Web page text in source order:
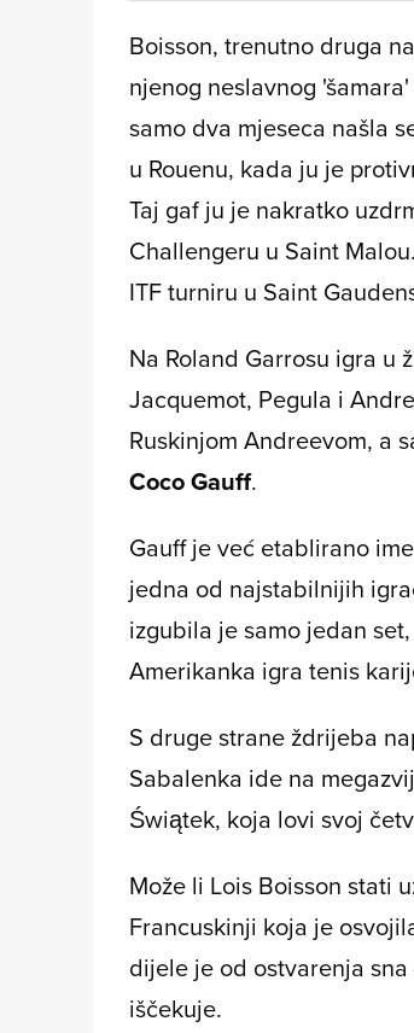
Boisson, trenutno druga
njenog neslavnog
samo dva mjeseca našla
u Rouenu, kada ju je
Taj gaf ju je nakratko
Challengeru u Saint
ITF turniru u Saint
Na Roland Garrosu igra u
Jacquemot, Pegula i
Ruskinjom Andreevom, a
Coco Gauff.
Gauff je već etablirano
jedna od najstabilnijih
izgubila je samo jedan
Amerikanka igra tenis
S druge strane ždrijeba
Sabalenka ide na
Świątek, koja lovi svoj
Može li Lois Boisson stati
Francuskinji koja je
dijele je od ostvarenja
iščekuje.